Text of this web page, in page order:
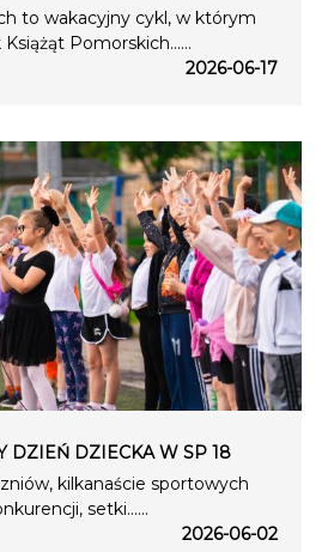
to wakacyjny cykl, w którym
Pomorskich…...
2026-06-17
DZIEŃ DZIECKA W SP 18
kilkanaście sportowych
setki…...
2026-06-02